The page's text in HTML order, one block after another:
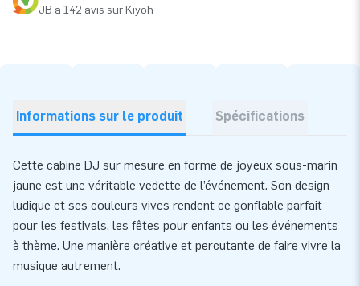
JB a 142 avis sur Kiyoh
Informations sur le produit Spécifications
Cette cabine DJ sur mesure en forme de joyeux sous-marin
jaune est une véritable vedette de l’événement. Son design
ludique et ses couleurs vives rendent ce gonflable parfait
pour les festivals, les fêtes pour enfants ou les événements
à thème. Une manière créative et percutante de faire vivre la
musique autrement.